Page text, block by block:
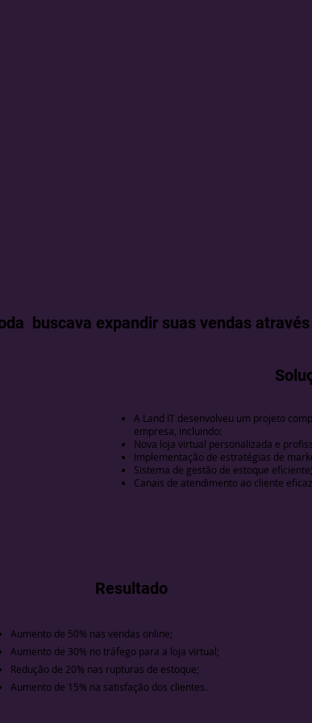
buscava expandir suas vendas
A Land IT desenvolveu um projeto
empresa, incluindo:
Nova loja virtual personalizada e
Implementação de estratégias de
Sistema de gestão de estoque eficiente;
Canais de atendimento ao cliente
Resultado
Aumento de 50% nas vendas online;
Aumento de 30% no tráfego para a loja virtual;
Redução de 20% nas rupturas de estoque;
Aumento de 15% na satisfação dos clientes.